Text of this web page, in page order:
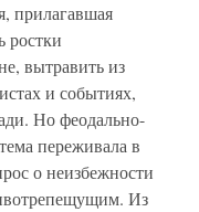
прилагавшая
ростки
вытравить из
и событиях,
Но феодально-
переживала в
о неизбежности
Из